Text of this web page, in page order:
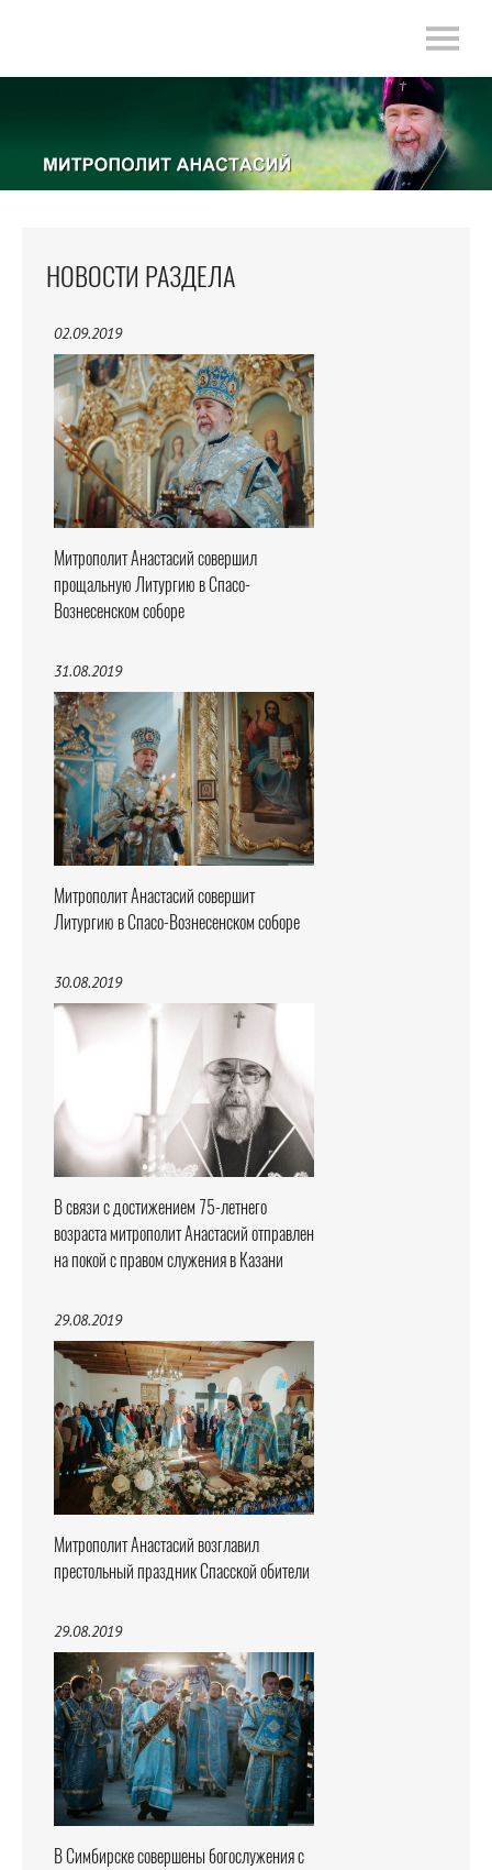
НОВОСТИ РАЗДЕЛА
02.09.2019
Митрополит Анастасий совершил
прощальную Литургию в Спасо-
Вознесенском соборе
31.08.2019
Митрополит Анастасий совершит
Литургию в Спасо-Вознесенском соборе
30.08.2019
В связи с достижением 75-летнего
возраста митрополит Анастасий отправлен
на покой с правом служения в Казани
29.08.2019
Митрополит Анастасий возглавил
престольный праздник Спасской обители
29.08.2019
В Симбирске совершены богослужения с